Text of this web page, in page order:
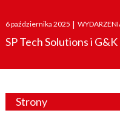
Posted
on
6 października 2025 |
SP Tech Solutions i
Strony